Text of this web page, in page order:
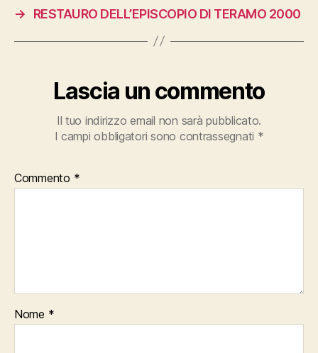
→
RESTAURO DELL’EPISCOPIO DI TERAMO 2000
Lascia un commento
Il tuo indirizzo email non sarà pubblicato.
I campi obbligatori sono contrassegnati *
Commento *
Nome *